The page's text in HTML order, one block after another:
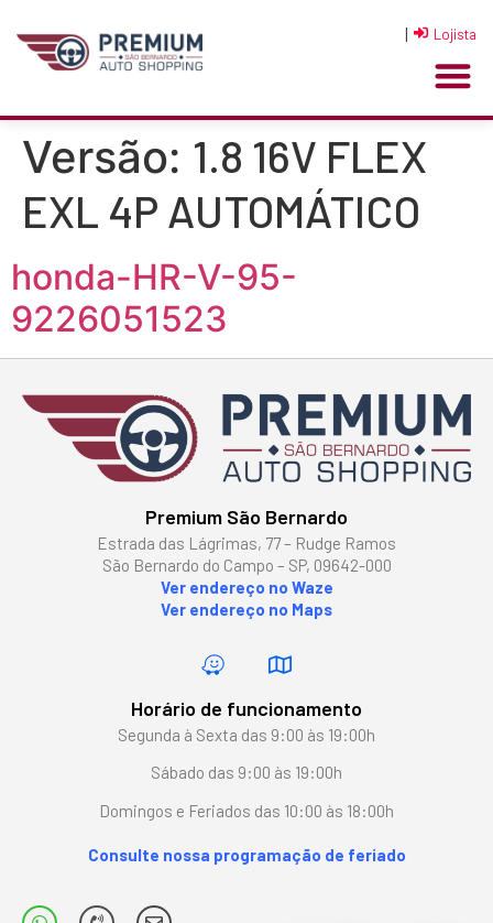
| Lojista
Versão: 1.8 16V FLEX
EXL 4P AUTOMÁTICO
honda-HR-V-95-
9226051523
Premium São Bernardo
Estrada das Lágrimas, 77 – Rudge Ramos
São Bernardo do Campo – SP, 09642-000
Ver endereço no Waze
Ver endereço no Maps
Horário de funcionamento
Segunda à Sexta das 9:00 às 19:00h
Sábado das 9:00 às 19:00h
Domingos e Feriados das 10:00 às 18:00h
Consulte nossa programação de feriado